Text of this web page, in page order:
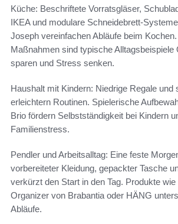
Küche: Beschriftete Vorratsgläser,
IKEA und modulare Schneidebrett-
Joseph vereinfachen Abläufe beim
Maßnahmen sind typische Alltagsbeispiele
sparen und Stress senken.
Haushalt mit Kindern: Niedrige Regale und
erleichtern Routinen. Spielerische
Brio fördern Selbstständigkeit bei Kindern
Familienstress.
Pendler und Arbeitsalltag: Eine feste
vorbereiteter Kleidung, gepackter Tasche
verkürzt den Start in den Tag. Produkte
Organizer von Brabantia oder HÄNG
Abläufe.